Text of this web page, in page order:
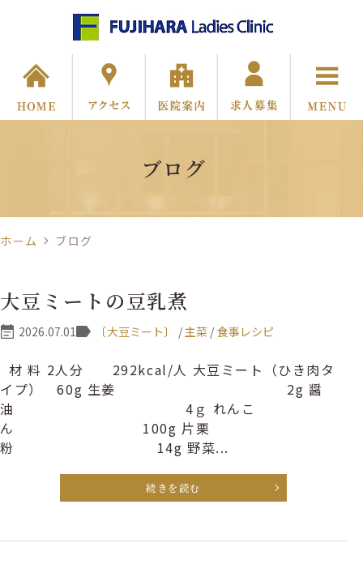
ブログ
ホーム ブログ
大豆ミートの豆乳煮
2026.07.01 〔大豆ミート〕 / 主菜 / 食事レシピ
材 料 2人分 292kcal/人 大豆ミート（ひき肉タ
イプ） 60g 生姜 2g 醤
油 4ｇ れんこ
ん 100g 片栗
粉 14g 野菜...
続きを読む